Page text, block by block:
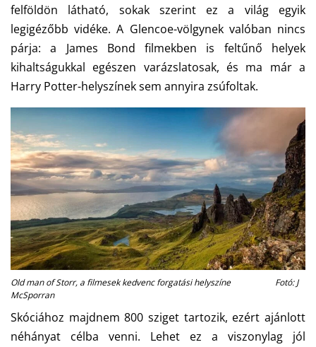
felföldön látható, sokak szerint ez a világ egyik
legigézőbb vidéke. A Glencoe-völgynek valóban nincs
párja: a James Bond filmekben is feltűnő helyek
kihaltságukkal egészen varázslatosak, és ma már a
Harry Potter-helyszínek sem annyira zsúfoltak.
Old man of Storr, a filmesek kedvenc forgatási helyszíne Fotó: J
McSporran
Skóciához majdnem 800 sziget tartozik, ezért ajánlott
néhányat célba venni. Lehet ez a viszonylag jól